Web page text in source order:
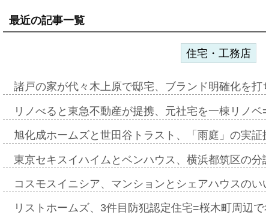
最近の記事一覧
住宅・工務店
諸戸の家が代々木上原で邸宅、ブランド明確化を
リノべると東急不動産が提携、元社宅を一棟リノ
旭化成ホームズと世田谷トラスト、「雨庭」の実
東京セキスイハイムとベンハウス、横浜都筑区の
コスモスイニシア、マンションとシェアハウスの
リストホームズ、3件目防犯認定住宅=桜木町周辺